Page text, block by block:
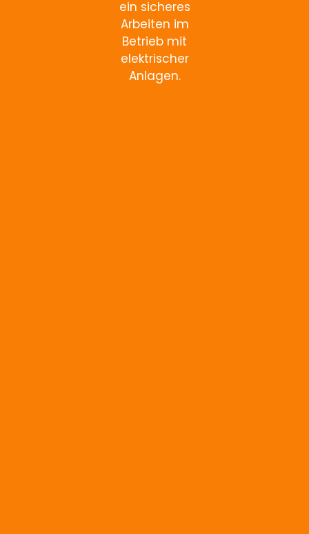
ein sicheres
Arbeiten im
Betrieb mit
elektrischer
Anlagen.